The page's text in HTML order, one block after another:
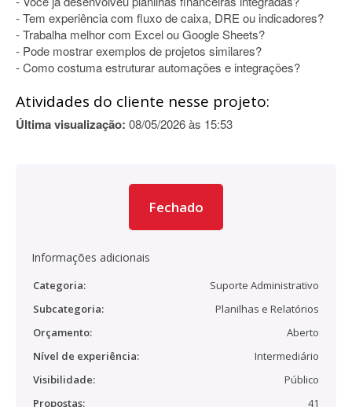
- Tem experiência com fluxo de caixa, DRE ou indicadores?
- Trabalha melhor com Excel ou Google Sheets?
- Pode mostrar exemplos de projetos similares?
- Como costuma estruturar automações e integrações?
Atividades do cliente nesse projeto:
Última visualização: 08/05/2026 às 15:53
Fechado
Informações adicionais
Categoria:
Suporte Administrativo
Subcategoria:
Planilhas e Relatórios
Orçamento:
Aberto
Nível de experiência:
Intermediário
Visibilidade:
Público
Propostas:
41